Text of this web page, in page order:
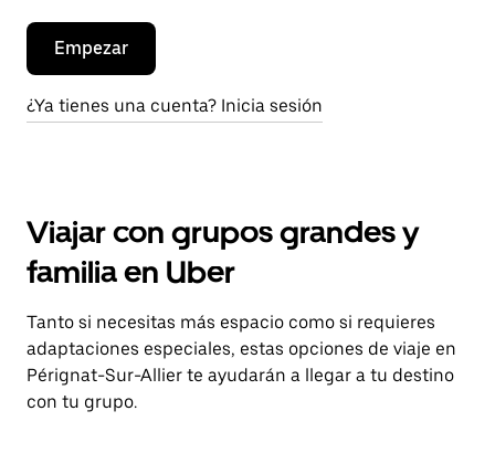
Empezar
¿Ya tienes una cuenta? Inicia sesión
Viajar con grupos grandes y
familia en Uber
Tanto si necesitas más espacio como si requieres
adaptaciones especiales, estas opciones de viaje en
Pérignat-Sur-Allier te ayudarán a llegar a tu destino
con tu grupo.